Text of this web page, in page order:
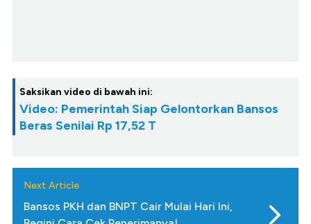
Saksikan video di bawah ini:
Video: Pemerintah Siap Gelontorkan Bansos
Beras Senilai Rp 17,52 T
Next Article
Bansos PKH dan BNPT Cair Mulai Hari Ini,